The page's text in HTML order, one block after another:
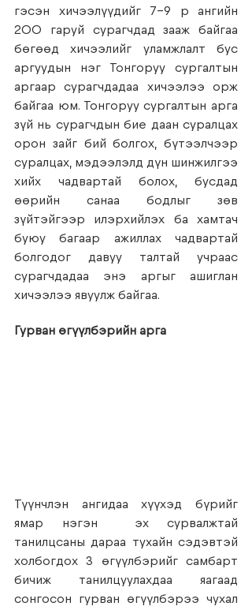
гэсэн хичээлүүдийг 7-9 р ангийн
200 гаруй сурагчдад зааж байгаа
бөгөөд хичээлийг уламжлалт бус
аргуудын нэг Тонгоруу сургалтын
аргаар сурагчдадаа хичээлээ орж
байгаа юм. Тонгоруу сургалтын арга
зүй нь сурагчдын бие даан суралцах
орон зайг бий болгох, бүтээлчээр
суралцах, мэдээлэлд дүн шинжилгээ
хийх чадвартай болох, бусдад
өөрийн санаа бодлыг зөв
зүйтэйгээр илэрхийлэх ба хамтач
буюу багаар ажиллах чадвартай
болгодог давуу талтай учраас
сурагчдадаа энэ аргыг ашиглан
хичээлээ явуулж байгаа.
Гурван өгүүлбэрийн арга
Түүнчлэн ангидаа хүүхэд бүрийг
ямар нэгэн  эх сурвалжтай
танилцсаны дараа тухайн сэдэвтэй
холбогдох 3 өгүүлбэрийг самбарт
бичиж танилцуулахдаа яагаад
сонгосон гурван өгүүлбэрээ чухал